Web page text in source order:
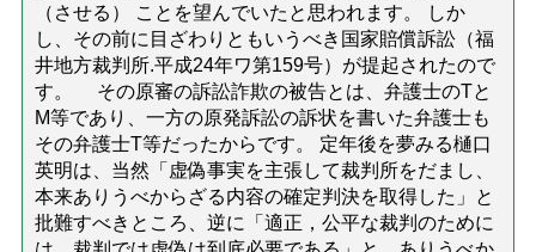
（させる） ことを望んでいたと思われます。 しか
し、その前に目ざわりともいうべき国家賠償訴訟（福
井地方裁判所.平成24年ワ第159号）が提起されたので
す。 その原審の訴訟詐欺の被告とは、弁護士のTと
M等であり、一方の原発訴訟の訴状を書いた弁護士も
その弁護士T等だったからです。 定年後を夢みる樋口
英明は、当然「虚偽事実を主張して裁判所をだまし、
本来ありうべからざる内容の確定判決を取得した」と
批難すべきところ、逆に「適正，公平な裁判のために